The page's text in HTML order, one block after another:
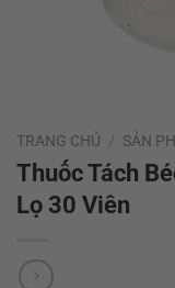
TRANG CHỦ / SẢN
Thuốc Tách
Lọ 30 Viên